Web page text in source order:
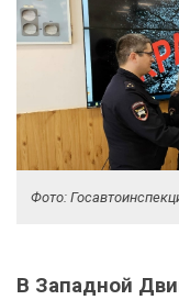
Фото:
В Западной